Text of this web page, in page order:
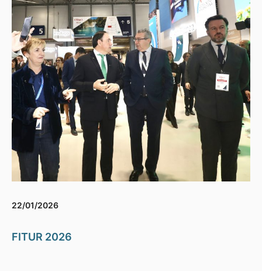
22/01/2026
FITUR 2026